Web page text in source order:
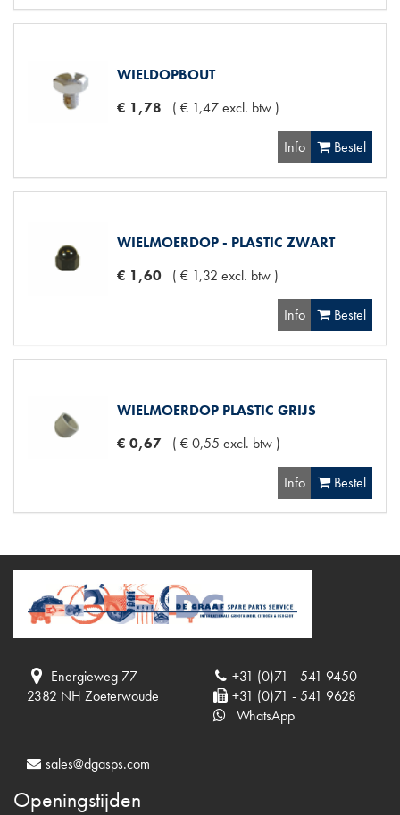
WIELDOPBOUT
€ 1,78 ( € 1,47excl. btw )
Info Bestel
WIELMOERDOP - PLASTIC ZWART
€ 1,60 ( € 1,32 excl. btw )
Info Bestel
WIELMOERDOP PLASTIC GRIJS
€ 0,67 ( €0,55 excl. btw )
Info Bestel
Energieweg 77
2382 NH Zoeterwoude
+31 (0)71 - 541 9450
+31 (0)71 - 541 9628
WhatsApp
sales@dgasps.com
Openingstijden